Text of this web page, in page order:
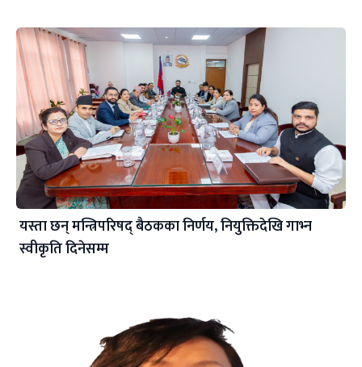
यस्ता छन् मन्त्रिपरिषद् बैठकका निर्णय, नियुक्तिदेखि गाभ्न
स्वीकृति दिनेसम्म